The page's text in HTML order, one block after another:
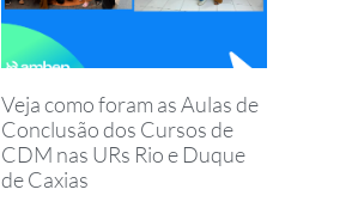
Veja como foram as Aulas de
Conclusão dos Cursos de
CDM nas URs Rio e Duque
de Caxias